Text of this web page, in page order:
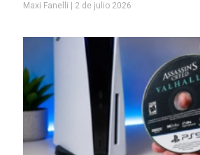
Maxi Fanelli 2 de julio 2026